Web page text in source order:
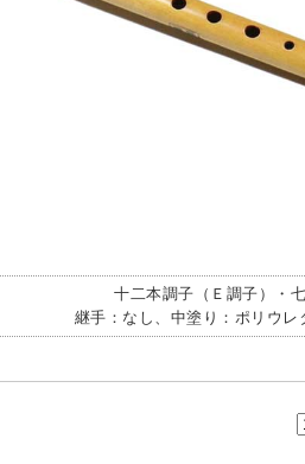
十二本調子（Ｅ調子）・
継手：なし、中塗り：ポリウレ